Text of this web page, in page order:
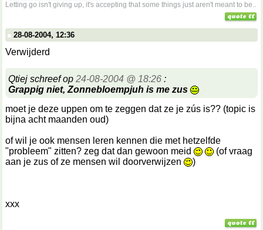
Letting go isn't giving up, it's accepting that some things just aren't meant to be..
28-08-2004, 12:36
Verwijderd
Qtiej schreef op 24-08-2004 @ 18:26 :
Grappig niet, Zonnebloempjuh is me zus
moet je deze uppen om te zeggen dat ze je zús is?? (topic is
bijna acht maanden oud)
of wil je ook mensen leren kennen die met hetzelfde
"probleem" zitten? zeg dat dan gewoon meid
(of vraag
aan je zus of ze mensen wil doorverwijzen
)
xxx